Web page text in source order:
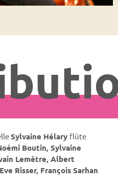
Sylvaine Hélary flûte
Boutin, Sylvaine
Lemêtre, Albert
Risser, François Sarhan